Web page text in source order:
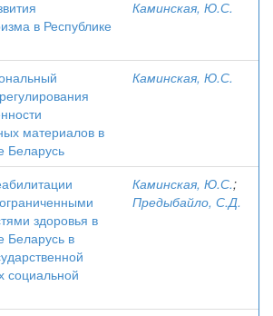
в Республике
Каминская, Ю.С.
материалов в
Беларусь
Каминская, Ю.С.
здоровья в
Беларусь в
социальной
Каминская, Ю.С.;
Предыбайло, С.Д.